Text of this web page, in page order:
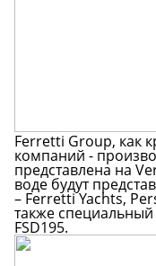
Ferretti Group, как
компаний -
представлена на
воде будут
– Ferretti Yachts,
также
FSD195.